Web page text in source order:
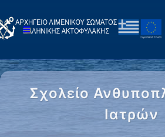
Σχολείο
Ιατρών